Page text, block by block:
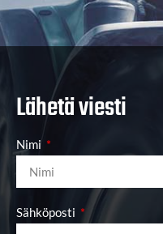
Lähetä viesti
Nimi
Sähköposti